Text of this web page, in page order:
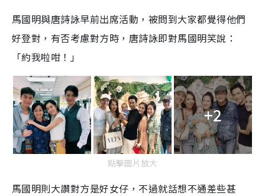
馬國明與唐詩詠早前出席活動，被問到大家都覺得他們
好登對，有否考慮對方時，唐詩詠即對馬國明笑說：
「約我啦咁！」
+2
點擊圖片放大
馬國明則大讚對方是好女仔，不過就話想不通差些甚